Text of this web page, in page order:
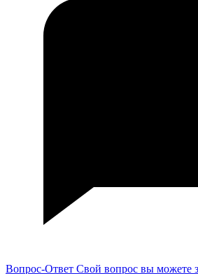
Вопрос-Ответ Свой вопрос вы можете